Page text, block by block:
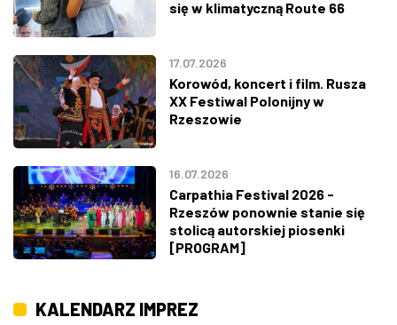
się w klimatyczną Route 66
17.07.2026
Korowód, koncert i film. Rusza
XX Festiwal Polonijny w
Rzeszowie
16.07.2026
Carpathia Festival 2026 -
Rzeszów ponownie stanie się
stolicą autorskiej piosenki
[PROGRAM]
KALENDARZ IMPREZ